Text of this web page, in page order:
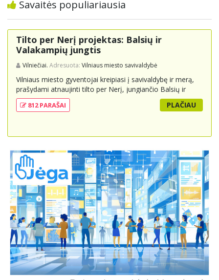
Savaitės populiariausia
Tilto per Nerį projektas: Balsių ir
Valakampių jungtis
Vilniečiai. Adresuota: Vilniaus miesto savivaldybė
Vilniaus miesto gyventojai kreipiasi į savivaldybę ir merą,
prašydami atnaujinti tilto per Nerį, jungiančio Balsių ir
Valakampių kryptis, projektą ir įtraukti jį į miesto
strateginius susisiekimo planus. Šis tiltas ne tik padėtų
suteikdamas daugiau susisiekimo galimybių tiek
dviratininkams. Gyventojai ragina atlikti techninę,
ekonominę ir transporto analizę, organizuoti viešas
konsultacijas ir integruoti projektą į ilgalaikius miesto
planus, siekiant užtikrinti transporto sistemos patikimumą
ir prisitaikymą prie sparčiai augančio miesto poreikių.
812 PARAŠAI PLAČIAU